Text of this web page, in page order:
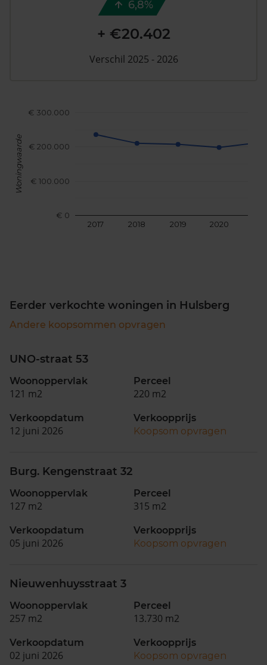
2017 2018 2019 2020
€ 0
€ 100.000
€ 200.000
€ 300.000
Woningwaarde
6,8%
+ €20.402
Verschil 2025 - 2026
Eerder verkochte woningen in Hulsberg
Andere koopsommen opvragen
UNO-straat 53
Woonoppervlak
121 m2
Perceel
220 m2
Verkoopdatum
12 juni 2026
Verkoopprijs
Koopsom opvragen
Burg. Kengenstraat 32
Woonoppervlak
127 m2
Perceel
315 m2
Verkoopdatum
05 juni 2026
Verkoopprijs
Koopsom opvragen
Nieuwenhuysstraat 3
Woonoppervlak
257 m2
Perceel
13.730 m2
Verkoopdatum
02 juni 2026
Verkoopprijs
Koopsom opvragen